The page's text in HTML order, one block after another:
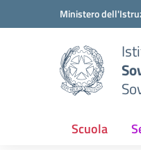
Vai ai contenuti
Vai al menu di navigazione
Ministero
Scuola